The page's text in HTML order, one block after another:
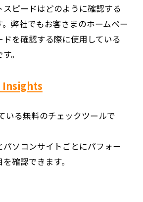
ピードはどのように確認する
弊社でもお客さまのホームペー
を確認する際に使用している
。
Insights
いる無料のチェックツールで
パソコンサイトごとにパフォー
確認できます。